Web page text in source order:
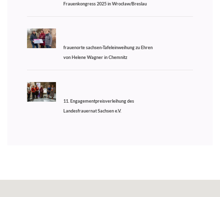
Frauenkongress 2025 in Wrocław/Breslau
frauenorte sachsen-Tafeleinweihung zu Ehren
von Helene Wagner in Chemnitz
11. Engagementpreisverleihung des
Landesfrauernat Sachsen e.V.